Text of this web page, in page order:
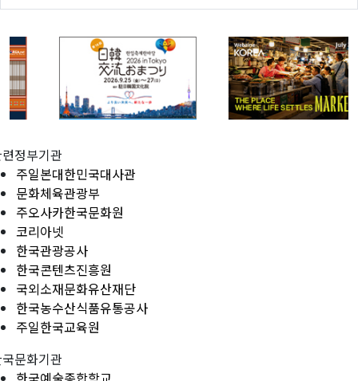
정부기관
주일본대한민국대사관
문화체육관광부
주오사카한국문화원
코리아넷
한국관광공사
한국콘텐츠진흥원
국외소재문화유산재단
한국농수산식품유통공사
주일한국교육원
문화기관